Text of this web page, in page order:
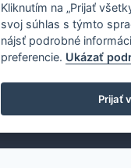
Ekonomické
Servisné,revízne
Technická
Kliknutím na „Prijať
svoj súhlas s týmto
nájsť podrobné
preferencie. Ukázať
Prijať